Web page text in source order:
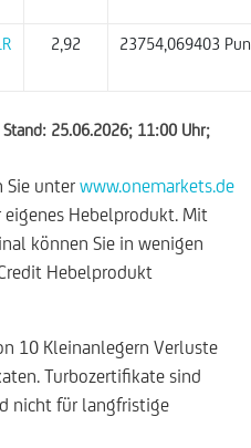
2,92 23754,069403
25.06.2026; 11:00 Uhr;
Sie unter www.onemarkets.de
Hebelprodukt. Mit
können Sie in wenigen
Hebelprodukt
10 Kleinanlegern Verluste
Turbozertifikate sind
nicht für langfristige